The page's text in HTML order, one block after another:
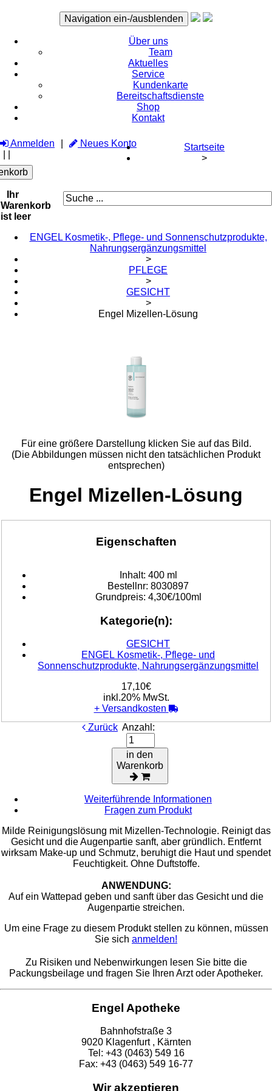
Navigation ein-/ausblenden
Über uns
Team
Aktuelles
Service
Kundenkarte
Bereitschaftsdienste
Shop
Kontakt
Anmelden
Neues Konto
Ihr
Warenkorb
ist leer
Startseite
>
ENGEL Kosmetik-, Pflege- und Sonnenschutzprodukte,
Nahrungsergänzungsmittel
>
PFLEGE
>
GESICHT
>
Engel Mizellen-Lösung
Für eine größere Darstellung klicken Sie auf das Bild.
(Die Abbildungen müssen nicht den tatsächlichen Produkt
entsprechen)
Engel Mizellen-Lösung
Eigenschaften
Inhalt: 400 ml
Bestellnr: 8030897
Grundpreis: 4,30€/100ml
Kategorie(n):
GESICHT
ENGEL Kosmetik-, Pflege- und
Sonnenschutzprodukte, Nahrungsergänzungsmittel
17,10€
inkl.20% MwSt.
+ Versandkosten
Zurück Anzahl:
in den
Warenkorb
Weiterführende Informationen
Fragen zum Produkt
Milde Reinigungslösung mit Mizellen-Technologie. Reinigt das
Gesicht und die Augenpartie sanft, aber gründlich. Entfernt
wirksam Make-up und Schmutz, beruhigt die Haut und spendet
Feuchtigkeit. Ohne Duftstoffe.
ANWENDUNG:
Auf ein Wattepad geben und sanft über das Gesicht und die
Augenpartie streichen.
Um eine Frage zu diesem Produkt stellen zu können, müssen
Sie sich anmelden!
Zu Risiken und Nebenwirkungen lesen Sie bitte die
Packungsbeilage und fragen Sie Ihren Arzt oder Apotheker.
Engel Apotheke
Bahnhofstraße 3
9020 Klagenfurt , Kärnten
Tel: +43 (0463) 549 16
Fax: +43 (0463) 549 16-77
Wir akzeptieren